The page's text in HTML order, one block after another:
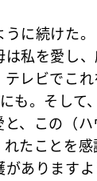
に続けた
私を愛し
テレビでこ
も。そして
、この（
たことを感
ありますよ